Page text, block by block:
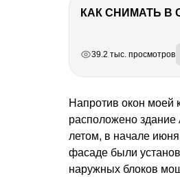
39.2 тыс. просмотров
Напротив окон моей
расположено
летом, в начале
фасаде были
наружных блоков